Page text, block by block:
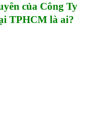
của Công Ty
TPHCM là ai?